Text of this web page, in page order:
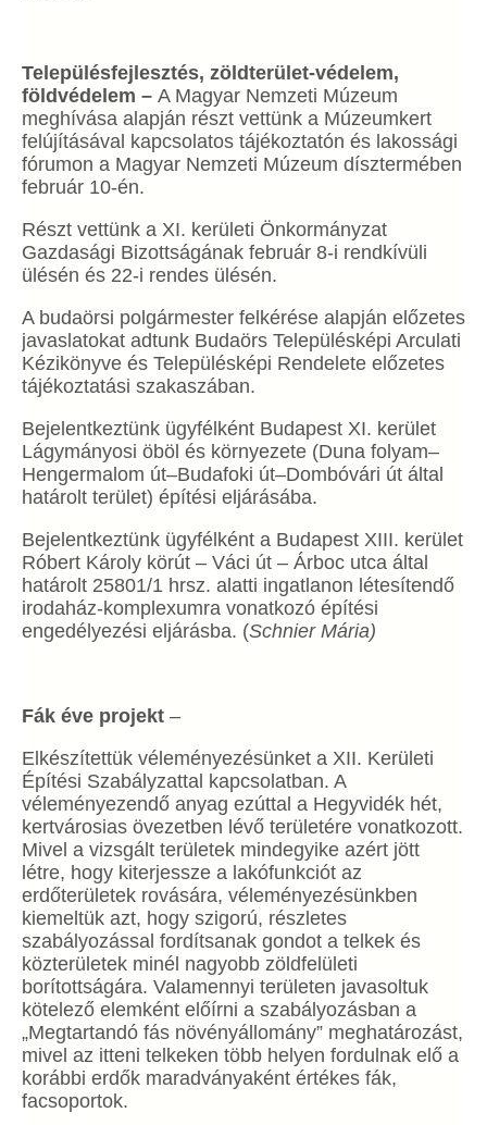
Településfejlesztés, zöldterület-védelem,
földvédelem – A Magyar Nemzeti Múzeum
meghívása alapján részt vettünk a Múzeumkert
felújításával kapcsolatos tájékoztatón és lakossági
fórumon a Magyar Nemzeti Múzeum dísztermében
február 10-én.
Részt vettünk a XI. kerületi Önkormányzat
Gazdasági Bizottságának február 8-i rendkívüli
ülésén és 22-i rendes ülésén.
A budaörsi polgármester felkérése alapján előzetes
javaslatokat adtunk Budaörs Településképi Arculati
Kézikönyve és Településképi Rendelete előzetes
tájékoztatási szakaszában.
Bejelentkeztünk ügyfélként Budapest XI. kerület
Lágymányosi öböl és környezete (Duna folyam–
Hengermalom út–Budafoki út–Dombóvári út által
határolt terület) építési eljárásába.
Bejelentkeztünk ügyfélként a Budapest XIII. kerület
Róbert Károly körút – Váci út – Árboc utca által
határolt 25801/1 hrsz. alatti ingatlanon létesítendő
irodaház-komplexumra vonatkozó építési
engedélyezési eljárásba. (Schnier Mária)
Fák éve projekt –
Elkészítettük véleményezésünket a XII. Kerületi
Építési Szabályzattal kapcsolatban. A
véleményezendő anyag ezúttal a Hegyvidék hét,
kertvárosias övezetben lévő területére vonatkozott.
Mivel a vizsgált területek mindegyike azért jött
létre, hogy kiterjessze a lakófunkciót az
erdőterületek rovására, véleményezésünkben
kiemeltük azt, hogy szigorú, részletes
szabályozással fordítsanak gondot a telkek és
közterületek minél nagyobb zöldfelületi
borítottságára. Valamennyi területen javasoltuk
kötelező elemként előírni a szabályozásban a
„Megtartandó fás növényállomány” meghatározást,
mivel az itteni telkeken több helyen fordulnak elő a
korábbi erdők maradványaként értékes fák,
facsoportok.